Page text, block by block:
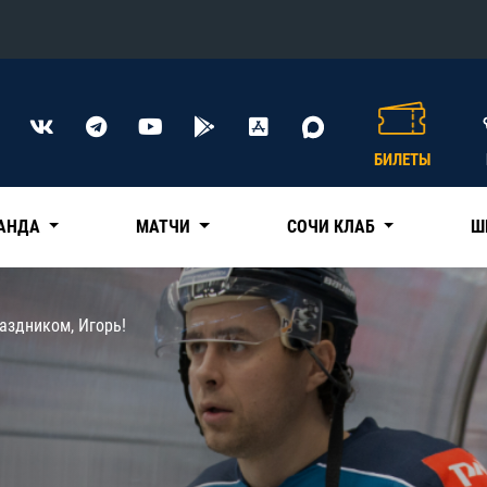
Конференция «Восток»
Трактор
Дивизион Чернышева
БИЛЕТЫ
МАТЧИ СОЧИ КЛАБ
Игорь!